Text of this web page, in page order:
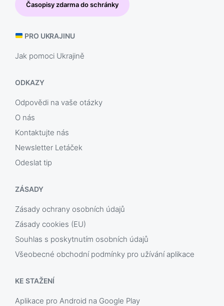
Časopisy zdarma do schránky
PRO UKRAJINU
Jak pomoci Ukrajině
ODKAZY
Odpovědi na vaše otázky
O nás
Kontaktujte nás
Newsletter Letáček
Odeslat tip
ZÁSADY
Zásady ochrany osobních údajů
Zásady cookies (EU)
Souhlas s poskytnutím osobních údajů
Všeobecné obchodní podmínky pro užívání aplikace
KE STAŽENÍ
Aplikace pro Android na Google Play